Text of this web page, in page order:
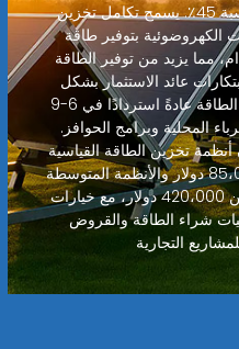
مما يقلل التكاليف التشغيلية بنسبة 45٪. يسمح تكامل تخزين
الكهروضوئية بتوفير طاقة
مما يزيد من توفير الطاقة
الابتكارات عائد الاستثمار بشكل
كبير، حيث تحقق مشاريع تخزين الطاقة عادةً استردادًا في 6-9
المحلية وبرامج الحوافز.
أنظمة تخزين الطاقة القياسية
(60-600 كيلوواط) تبدأ من 85،000 دولار والأنظمة المتوسطة
(600 كيلوواط-2.5 ميجاواط) من 420،000 دولار، مع خيارات
شراء الطاقة والقروض